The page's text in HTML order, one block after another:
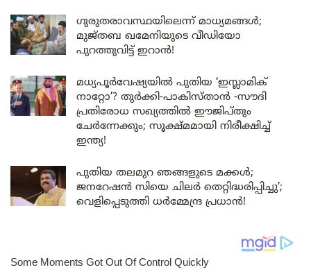
ഗുരുതരാവസ്ഥയിലെന്ന് മാധ്യമങ്ങൾ;
മുജ്തബ ഖമേനിയുടെ വീഡിയോ
പുറത്തുവിട്ട് ഇറാൻ!
മധ്യപൂർവേഷ്യയിൽ പുതിയ ‘ഇസ്ലാമിക്
നാറ്റോ’? തുർക്കി-പാകിസ്താൻ -സൗദി
പ്രതിരോധ സഖ്യത്തിൽ ഈജിപ്തും
ചേർന്നേക്കും; സൂക്ഷ്മമായി നിരീക്ഷിച്ച്
ഇന്ത്യ!
പുതിയ തലമുറ ഞങ്ങളുടെ മക്കൾ;
ജനറേഷൻ സിയെ ചിലർ തെറ്റിദ്ധരിപ്പിച്ചു’;
വെളിപ്പെടുത്തി ധർമ്മേന്ദ്ര പ്രധാൻ!